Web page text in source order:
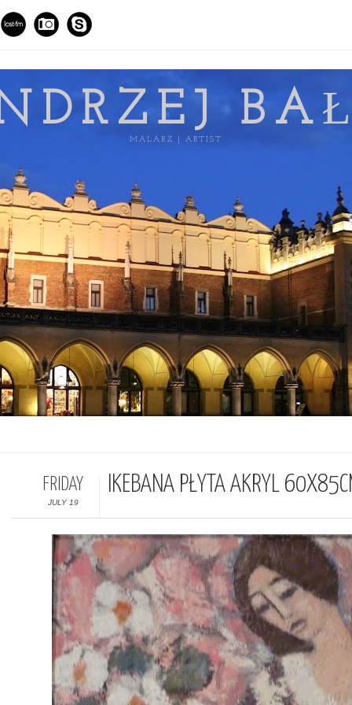
BA
MALARZ | ARTIST
FRIDAY
JULY 19
IKEBANA PŁYTA AKRYL